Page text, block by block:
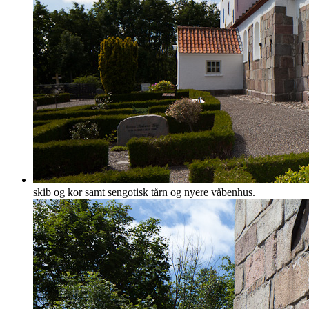
skib og kor samt sengotisk tårn og nyere våbenhus.